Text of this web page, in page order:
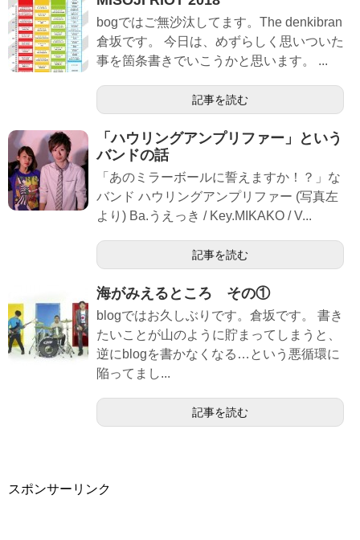
bogではご無沙汰してます。The denkibran
倉坂です。 今日は、めずらしく思いついた
事を箇条書きでいこうかと思います。 ...
記事を読む
「ハウリングアンプリファー」という
バンドの話
「あのミラーボールに誓えますか！？」な
バンド ハウリングアンプリファー (写真左
より) Ba.うえっき / Key.MIKAKO / V...
記事を読む
海がみえるところ その①
blogではお久しぶりです。倉坂です。 書き
たいことが山のように貯まってしまうと、
逆にblogを書かなくなる…という悪循環に
陥ってまし...
記事を読む
スポンサーリンク